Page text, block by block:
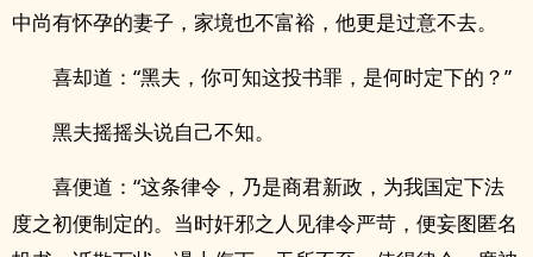
中尚有怀孕的妻子，家境也不富裕，他更是过意不去。
喜却道：“黑夫，你可知这投书罪，是何时定下的？”
黑夫摇摇头说自己不知。
喜便道：“这条律令，乃是商君新政，为我国定下法
度之初便制定的。当时奸邪之人见律令严苛，便妄图匿名